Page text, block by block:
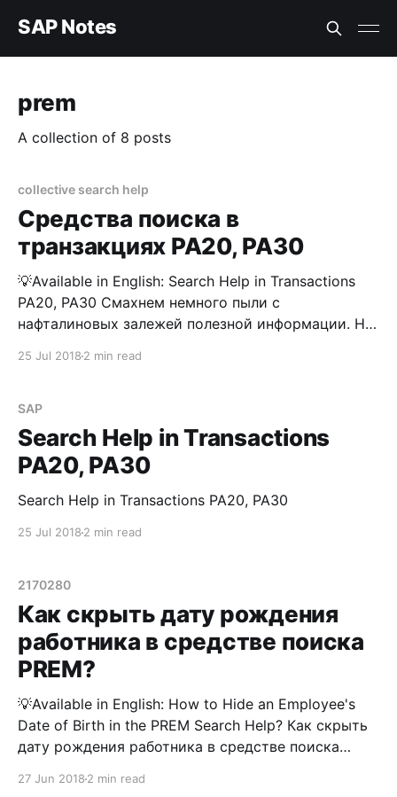
SAP Notes
prem
A collection of 8 posts
collective search help
Средства поиска в
транзакциях PA20, PA30
💡Available in English: Search Help in Transactions
PA20, PA30 Смахнем немного пыли с
нафталиновых залежей полезной информации. Ну
настроены, но с небольшими оговорками. Далее
речь пойдет не столько о том, как настроить
25 Jul 2018 2 min read
SAP
Search Help in Transactions
PA20, PA30
Search Help in Transactions PA20, PA30
25 Jul 2018 2 min read
2170280
Как скрыть дату рождения
работника в средстве поиска
PREM?
💡Available in English: How to Hide an Employee's
Date of Birth in the PREM Search Help? Как скрыть
дату рождения работника в средстве поиска
27 Jun 2018 2 min read